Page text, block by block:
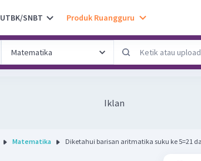
UTBK/SNBT Produk Ruangguru
Iklan
Matematika Diketahui barisan aritmatika suku ke 5=21